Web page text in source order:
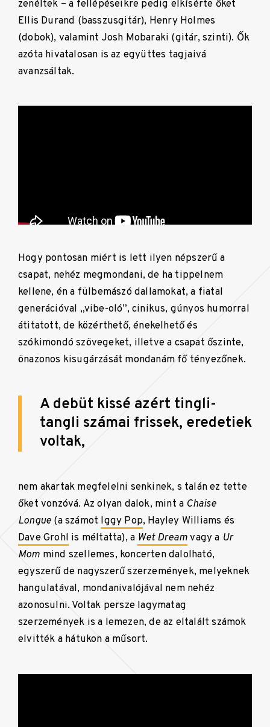
zenéltek – a fellépéseikre pedig elkísérte őket
Ellis Durand (basszusgitár), Henry Holmes
(dobok), valamint Josh Mobaraki (gitár, szinti). Ők
azóta hivatalosan is az együttes tagjaivá
avanzsáltak.
Hogy pontosan miért is lett ilyen népszerű a
csapat, nehéz megmondani, de ha tippelnem
kellene, én a fülbemászó dallamokat, a fiatal
generációval „vibe-oló”, cinikus, gúnyos humorral
átitatott, de közérthető, énekelhető és
szókimondó szövegeket, illetve a csapat őszinte,
önazonos kisugárzását mondanám fő tényezőnek.
A debüt kissé azért tingli-
tangli számai frissek, eredetiek
voltak,
nem akartak megfelelni senkinek, s talán ez tette
őket vonzóvá. Az olyan dalok, mint a Chaise
Longue (a számot Iggy Pop, Hayley Williams és
Dave Grohl is méltatta), a Wet Dreamvagy a Ur
Mom mind szellemes, koncerten dalolható,
egyszerű de nagyszerű szerzemények, melyeknek
hangulatával, mondanivalójával nem nehéz
azonosulni. Voltak persze lagymatag
szerzemények is a lemezen, de az eltalált számok
elvitték a hátukon a műsort.